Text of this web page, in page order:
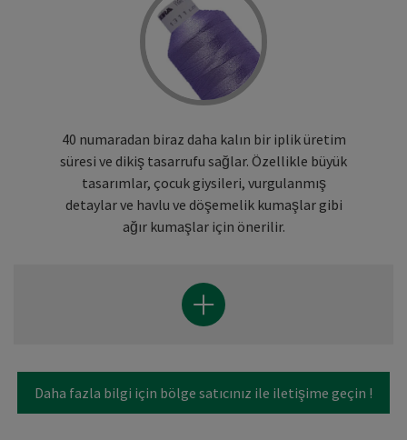
40 numaradan biraz daha kalın bir iplik üretim
süresi ve dikiş tasarrufu sağlar. Özellikle büyük
tasarımlar, çocuk giysileri, vurgulanmış
detaylar ve havlu ve döşemelik kumaşlar gibi
ağır kumaşlar için önerilir.
Daha fazla bilgi için bölge satıcınız ile iletişime geçin !